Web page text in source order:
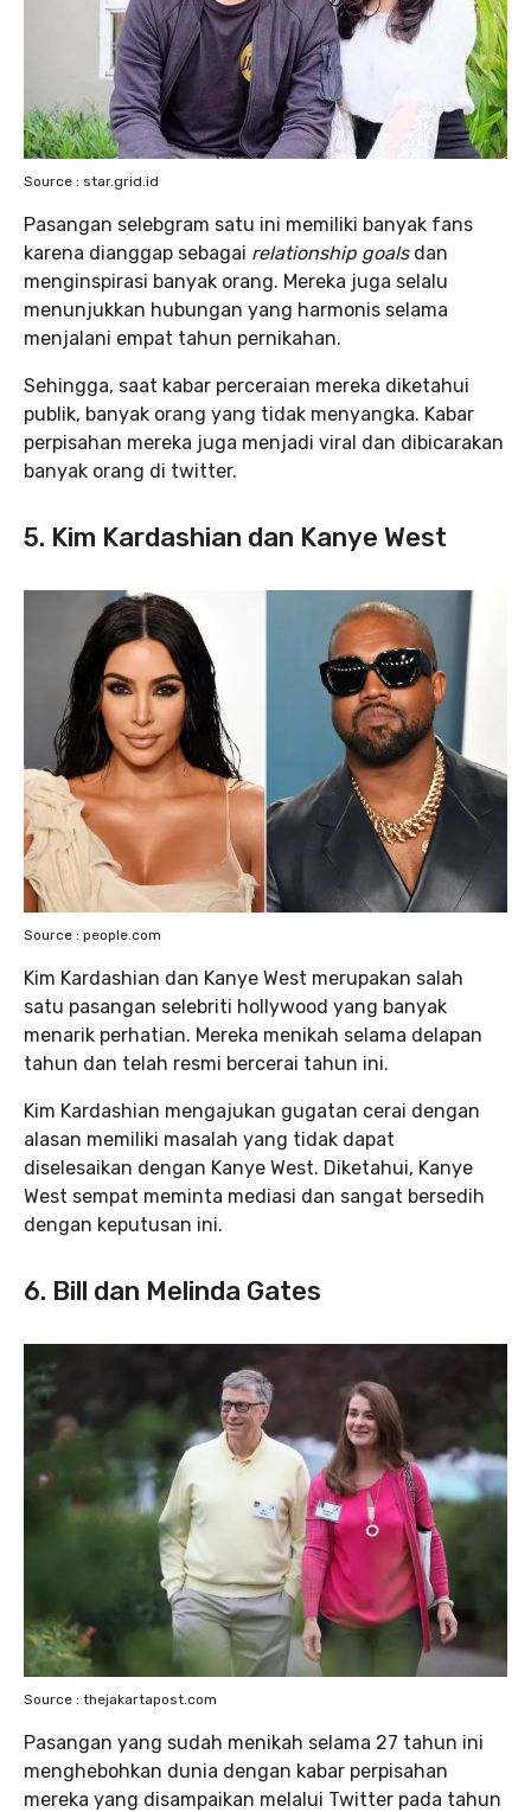
Source : star.grid.id
Pasangan selebgram satu ini memiliki banyak fans
karena dianggap sebagai relationship goalsdan
menginspirasi banyak orang. Mereka juga selalu
menunjukkan hubungan yang harmonis selama
menjalani empat tahun pernikahan.
Sehingga, saat kabar perceraian mereka diketahui
publik, banyak orang yang tidak menyangka. Kabar
perpisahan mereka juga menjadi viral dan dibicarakan
banyak orang di twitter.
5. Kim Kardashian dan Kanye West
Source : people.com
Kim Kardashian dan Kanye West merupakan salah
satu pasangan selebriti hollywood yang banyak
menarik perhatian. Mereka menikah selama delapan
tahun dan telah resmi bercerai tahun ini.
Kim Kardashian mengajukan gugatan cerai dengan
alasan memiliki masalah yang tidak dapat
diselesaikan dengan Kanye West. Diketahui, Kanye
West sempat meminta mediasi dan sangat bersedih
dengan keputusan ini.
6. Bill dan Melinda Gates
Source : thejakartapost.com
Pasangan yang sudah menikah selama 27 tahun ini
menghebohkan dunia dengan kabar perpisahan
mereka yang disampaikan melalui Twitter pada tahun